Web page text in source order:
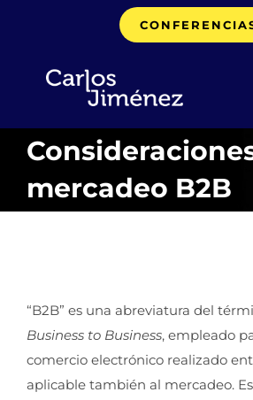
mercadeo B2B
“B2B” es una abreviatura del
Business to Business, empleado
comercio electrónico realizado
aplicable también al mercadeo.